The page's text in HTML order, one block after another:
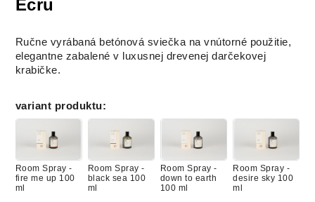
Ecru
Ručne vyrábaná betónová sviečka na vnútorné použitie,
elegantne zabalené v luxusnej drevenej darčekovej
krabičke.
variant produktu:
Room Spray -
fire me up 100
ml
Room Spray -
black sea 100
ml
Room Spray -
down to earth
100 ml
Room Spray -
desire sky 100
ml